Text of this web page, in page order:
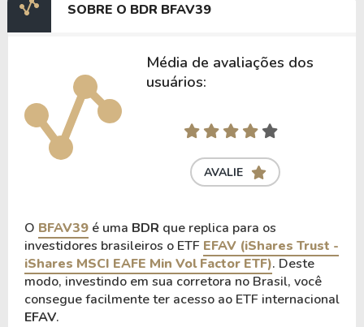
SOBRE O BDR BFAV39
Média de avaliações dos
usuários:
AVALIE
O BFAV39 é uma BDR que replica para os
investidores brasileiros o ETF EFAV (iShares Trust -
iShares MSCI EAFE Min Vol Factor ETF). Deste
modo, investindo em sua corretora no Brasil, você
consegue facilmente ter acesso ao ETF internacional
EFAV.